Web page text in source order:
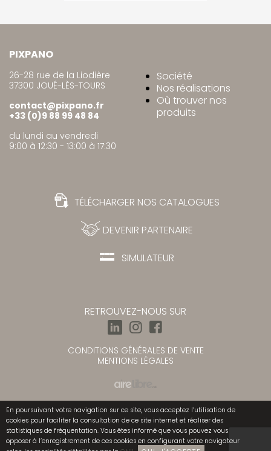
PIXPANO
26-28 rue de la Liodière
37300 JOUÉ-LÈS-TOURS
contact@pixpano.fr
+33 (0)9 88 99 48 84
du lundi au vendredi
9:00 à 12:30 - 13:00 à 17:30
Société
Nos réalisations
Où trouver nos
produits
TÉLÉCHARGER NOS CATALOGUES
DEVENIR PARTENAIRE
SIMULATEUR
RETROUVEZ-NOUS SUR
CONDITIONS GÉNÉRALES DE VENTE
MENTIONS LÉGALES
En poursuivant votre navigation sur ce site, vous acceptez l’utilisation de
cookies pour faciliter la consultation de ce site internet et réaliser des
statistiques de fréquentation. Vous êtes informé que vous pouvez vous
opposer à l’enregistrement de ces cookies en configurant votre navigateur